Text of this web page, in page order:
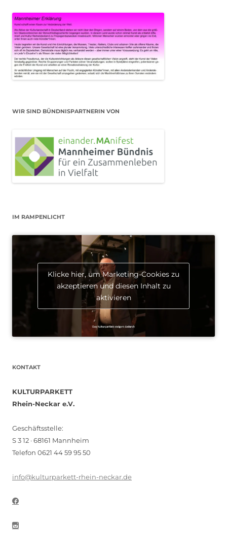
WIR SIND BÜNDNISPARTNERIN VON
IM RAMPENLICHT
Klicke hier, um Marketing-Cookies zu
akzeptieren und diesen Inhalt zu
aktivieren
KONTAKT
KULTURPARKETT
Rhein-Neckar e.V.
Geschäftsstelle:
S 3 12 · 68161 Mannheim
Telefon 0621 44 59 95 50
info@kulturparkett-rhein-neckar.de